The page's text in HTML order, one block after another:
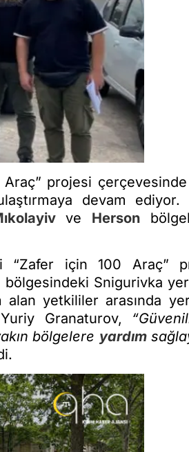
Araç” projesi çerçevesinde
devam ediyor.
ve Herson
“Zafer için 100 Araç”
bölgesindeki Snigurivka
alan yetkililer arasında
Granaturov,
bölgelere yardım